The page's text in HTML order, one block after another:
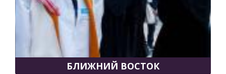
БЛИЖНИЙ ВОСТОК